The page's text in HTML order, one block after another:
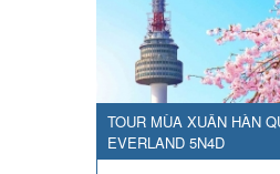
TOUR MÙA XUÂN HÀN
EVERLAND 5N4D